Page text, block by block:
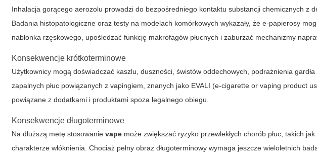
Inhalacja gorącego aerozolu prowadzi do bezpośredniego kontaktu substancji chemicznych z
Badania histopatologiczne oraz testy na modelach komórkowych wykazały, że e-papierosy
nabłonka rzęskowego, upośledzać funkcję makrofagów płucnych i zaburzać mechanizmy
Konsekwencje krótkoterminowe
Użytkownicy mogą doświadczać kaszlu, duszności, świstów oddechowych, podrażnienia
zapalnych płuc powiązanych z vapingiem, znanych jako EVALI (e-cigarette or vaping product
powiązane z dodatkami i produktami spoza legalnego obiegu.
Konsekwencje długoterminowe
Na dłuższą metę stosowanievape może zwiększać ryzyko przewlekłych chorób płuc, takich
charakterze włóknienia. Chociaż pełny obraz długoterminowy wymaga jeszcze wieloletnich